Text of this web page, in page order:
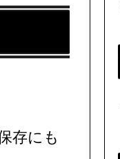
存にも